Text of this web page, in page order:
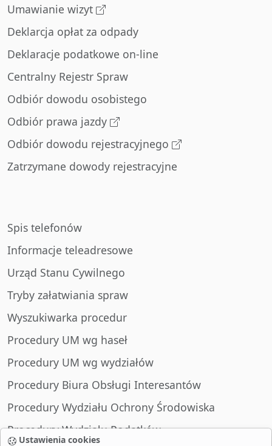
Ustawienia cookies
Umawianie wizyt
Deklarcja opłat za odpady
Deklaracje podatkowe on-line
Centralny Rejestr Spraw
Odbiór dowodu osobistego
Odbiór prawa jazdy
Odbiór dowodu rejestracyjnego
Zatrzymane dowody rejestracyjne
Spis telefonów
Informacje teleadresowe
Urząd Stanu Cywilnego
Tryby załatwiania spraw
Wyszukiwarka procedur
Procedury UM wg haseł
Procedury UM wg wydziałów
Procedury Biura Obsługi Interesantów
Procedury Wydziału Ochrony Środowiska
Procedury Wydziału Podatków